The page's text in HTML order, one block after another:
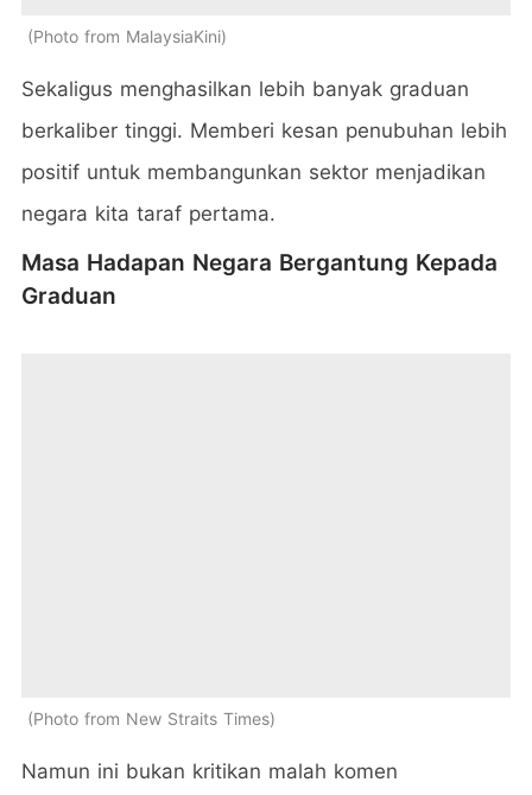
Photo from MalaysiaKini
Sekaligus menghasilkan lebih banyak graduan
berkaliber tinggi. Memberi kesan penubuhan lebih
positif untuk membangunkan sektor menjadikan
negara kita taraf pertama.
Masa Hadapan Negara Bergantung Kepada
Graduan
Photo from New Straits Times
Namun ini bukan kritikan malah komen